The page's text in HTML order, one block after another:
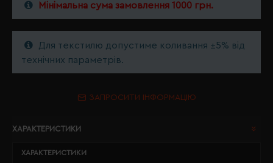
Мінімальна сума замовлення 1000 грн.
Для текстилю допустиме коливання ±5% від
технічних параметрів.
ЗАПРОСИТИ ІНФОРМАЦІЮ
ХАРАКТЕРИСТИКИ
ХАРАКТЕРИСТИКИ